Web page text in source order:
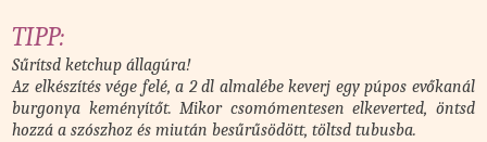
TIPP:
Sűrítsd ketchup állagúra!
Az elkészítés vége felé, a 2 dl almalébe keverj egy púpos evőkanál
burgonya keményítőt. Mikor csomómentesen elkeverted, öntsd
hozzá a szószhoz és miután besűrűsödött, töltsd tubusba.